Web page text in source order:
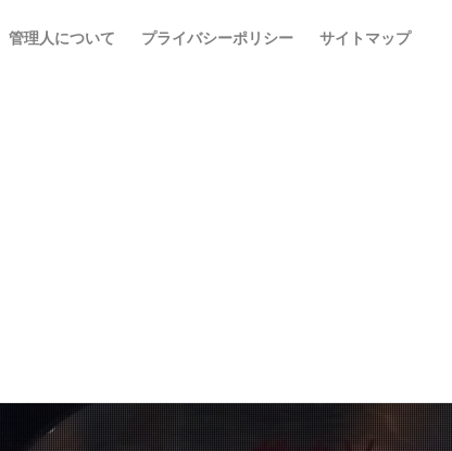
管理人について プライバシーポリシー サイトマップ